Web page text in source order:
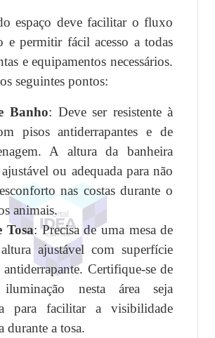
espaço deve facilitar o fluxo
e permitir fácil acesso a todas
e equipamentos necessários.
seguintes pontos:
Banho: Deve ser resistente à
pisos antiderrapantes e de
A altura da banheira
ou adequada para não
nas costas durante o
animais.
Tosa: Precisa de uma mesa de
ajustável com superfície
antiderrapante. Certifique-se de
nesta área seja
para facilitar a visibilidade
durante a tosa.